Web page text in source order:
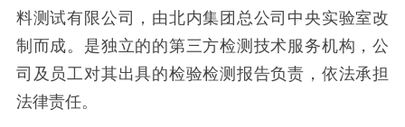
料测试有限公司，由北内集团总公司中央实验室改
制而成。是独立的的第三方检测技术服务机构，公
司及员工对其出具的检验检测报告负责，依法承担
法律责任。